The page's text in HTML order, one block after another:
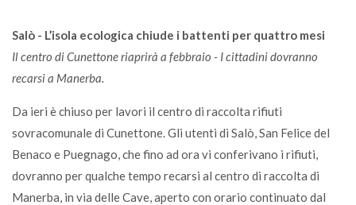
Salò - L’isola ecologica chiude i battenti per quattro mesi
Il centro di Cunettone riaprirà a febbraio - I cittadini dovranno
recarsi a Manerba.
Da ieri è chiuso per lavori il centro di raccolta rifiuti
sovracomunale di Cunettone. Gli utenti di Salò, San Felice del
Benaco e Puegnago, che fino ad ora vi conferivano i rifiuti,
dovranno per qualche tempo recarsi al centro di raccolta di
Manerba, in via delle Cave, aperto con orario continuato dal